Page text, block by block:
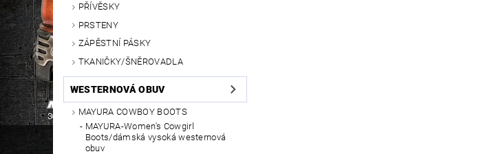
PŘÍVĚSKY
PRSTENY
ZÁPĚSTNÍ PÁSKY
TKANIČKY/ŠNĚROVADLA
WESTERNOVÁ OBUV
MAYURA COWBOY BOOTS
MAYURA-Women's Cowgirl
Boots/dámská vysoká westernová
obuv